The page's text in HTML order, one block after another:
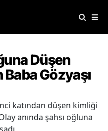
Düşen
Baba Gözyaşı
katından düşen kimliği
anında şahsı oğluna